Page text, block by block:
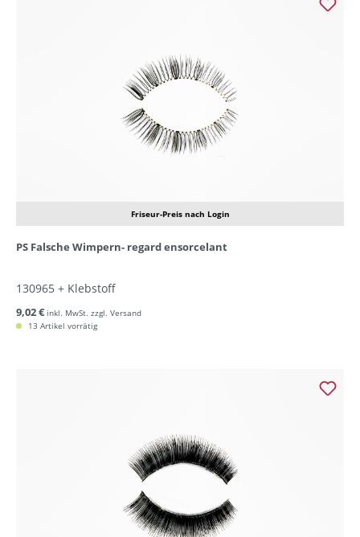
Friseur-Preis nach Login
PS Falsche Wimpern- regard ensorcelant
130965 + Klebstoff
9,02 € inkl. MwSt. zzgl. Versand
13 Artikel vorrätig